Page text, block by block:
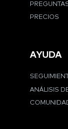
PRECIOS
AYUDA
ANÁLISIS